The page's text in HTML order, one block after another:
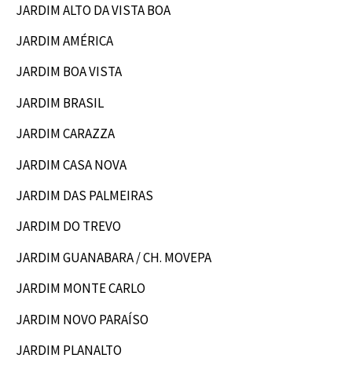
JARDIM ALTO DA VISTA BOA
JARDIM AMÉRICA
JARDIM BOA VISTA
JARDIM BRASIL
JARDIM CARAZZA
JARDIM CASA NOVA
JARDIM DAS PALMEIRAS
JARDIM DO TREVO
JARDIM GUANABARA / CH. MOVEPA
JARDIM MONTE CARLO
JARDIM NOVO PARAÍSO
JARDIM PLANALTO